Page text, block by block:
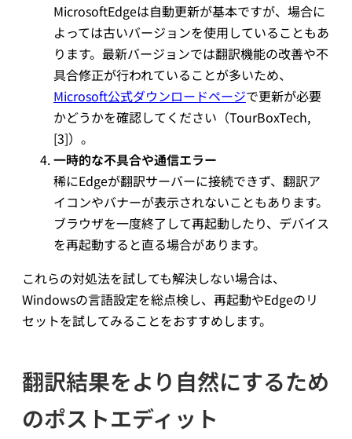
MicrosoftEdgeは自動更新が基本ですが、場合に
よっては古いバージョンを使用していることもあ
ります。最新バージョンでは翻訳機能の改善や不
具合修正が行われていることが多いため、
Microsoft公式ダウンロードページで更新が必要
かどうかを確認してください（TourBoxTech,
[3]）。
一時的な不具合や通信エラー
稀にEdgeが翻訳サーバーに接続できず、翻訳ア
イコンやバナーが表示されないこともあります。
ブラウザを一度終了して再起動したり、デバイス
を再起動すると直る場合があります。
これらの対処法を試しても解決しない場合は、
Windowsの言語設定を総点検し、再起動やEdgeのリ
セットを試してみることをおすすめします。
翻訳結果をより自然にするため
のポストエディット